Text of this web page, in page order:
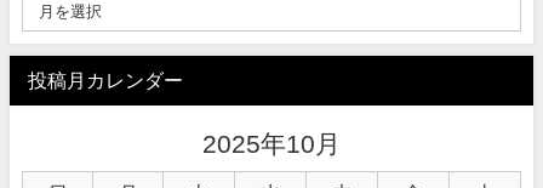
投稿月カレンダー
2025年10月